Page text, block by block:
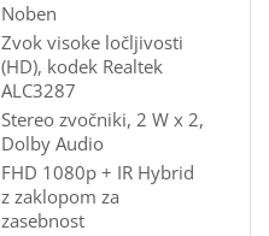
Noben
Zvok visoke ločljivosti
(HD), kodek Realtek
ALC3287
Stereo zvočniki, 2 W x 2,
Dolby Audio
FHD 1080p + IR Hybrid
z zaklopom za
zasebnost